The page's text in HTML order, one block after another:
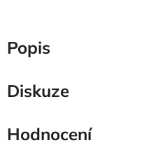
Popis
Diskuze
Hodnocení